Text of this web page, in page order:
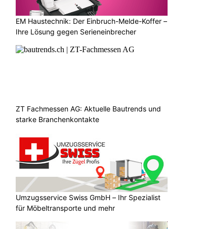
EM Haustechnik: Der Einbruch-Melde-Koffer –
Ihre Lösung gegen Serieneinbrecher
ZT Fachmessen AG: Aktuelle Bautrends und
starke Branchenkontakte
Umzugsservice Swiss GmbH – Ihr Spezialist
für Möbeltransporte und mehr